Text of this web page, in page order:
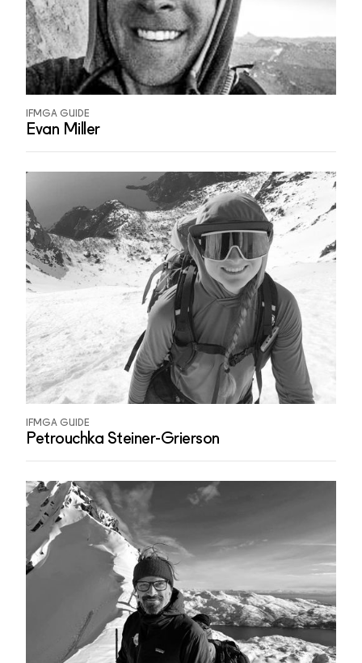
IFMGA GUIDE
Evan Miller
IFMGA GUIDE
Petrouchka Steiner-Grierson